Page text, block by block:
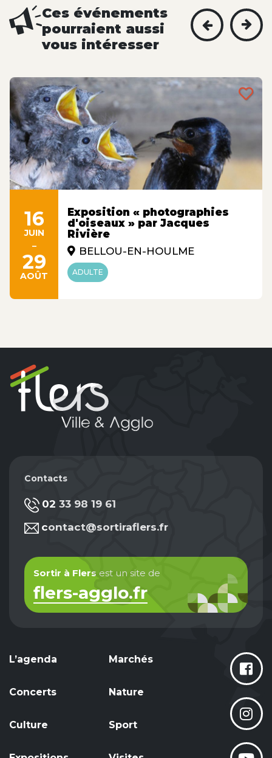
Ces événements
pourraient aussi
vous intéresser
16
JUIN
-
29
AOÛT
Exposition « photographies
d'oiseaux » par Jacques
Rivière
BELLOU-EN-HOULME
ADULTE
Contacts
02 33 98 19 61
contact@sortiraflers.fr
Sortir à Flers est un site de
flers-agglo.fr
L’agenda
Concerts
Culture
Marchés
Nature
Sport